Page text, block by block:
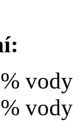
vody
vody